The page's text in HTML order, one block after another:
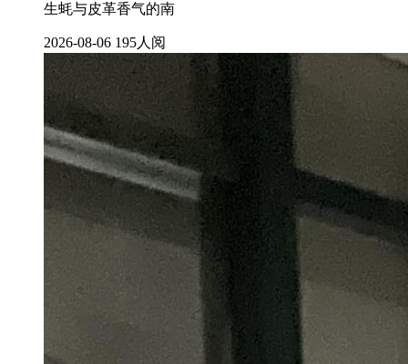
生蚝与皮革香气的南
2026-08-06 195人阅